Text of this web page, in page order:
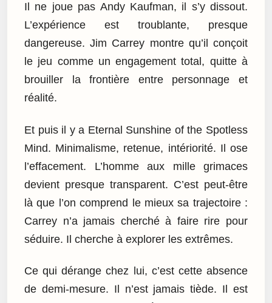
Il ne joue pas Andy Kaufman, il s’y dissout.
L’expérience est troublante, presque
dangereuse. Jim Carrey montre qu’il conçoit
le jeu comme un engagement total, quitte à
brouiller la frontière entre personnage et
réalité.
Et puis il y a Eternal Sunshine of the Spotless
Mind. Minimalisme, retenue, intériorité. Il ose
l’effacement. L’homme aux mille grimaces
devient presque transparent. C’est peut-être
là que l’on comprend le mieux sa trajectoire :
Carrey n’a jamais cherché à faire rire pour
séduire. Il cherche à explorer les extrêmes.
Ce qui dérange chez lui, c’est cette absence
de demi-mesure. Il n’est jamais tiède. Il est